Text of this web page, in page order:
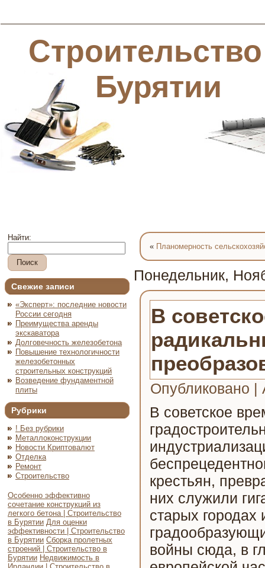
Бурятии
Найти:
Свежие записи
«Эксперт»: последние новости
России сегодня
Преимущества аренды
экскаватора
Долговечность железобетона
Повышение технологичности
железобетонных
строительных конструкций
Возведение фундаментной
плиты
Рубрики
! Без рубрики
Металлоконструкции
Новости Криптовалют
Отделка
Ремонт
Строительство
Особенно эффективно
сочетание конструкций из
легкого бетона | Строительство
в Бурятии Для оценки
эффективности | Строительство
в Бурятии Сборка пролетных
строений | Строительство в
Бурятии Недвижимость в
« Планомерность
Понедельник,
В
Опубликовано |
В советское
крестьян,
них служили
старых городах
войны сюда, в